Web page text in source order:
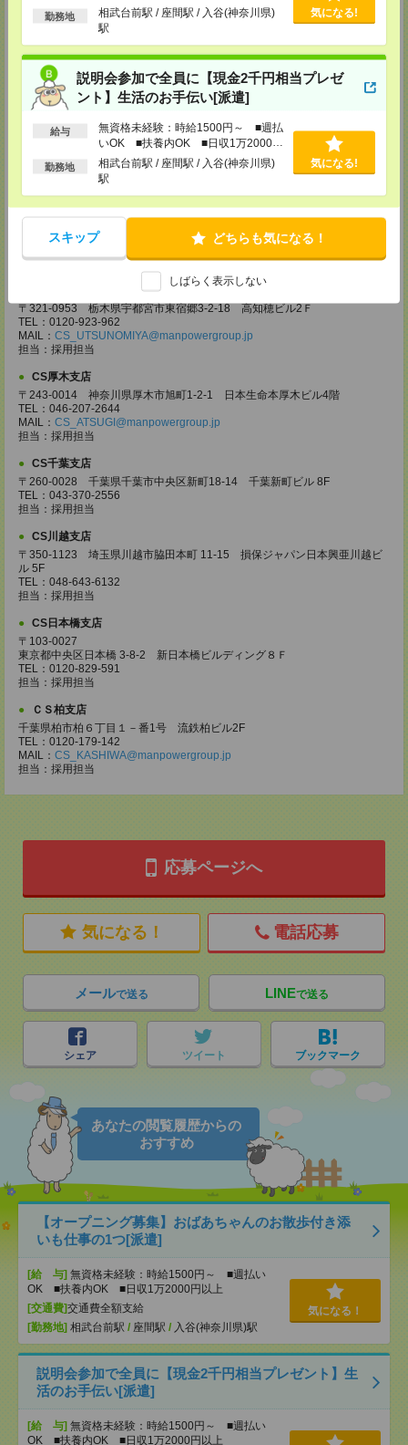
以上
勤務地
相武台前駅 / 座間駅 / 入谷(神奈川県)
駅
気になる!
説明会参加で全員に【現金2千円相当プレゼ
ント】生活のお手伝い[派遣]
給与
無資格未経験：時給1500円～ ■週払
いOK ■扶養内OK ■日収1万2000円
以上
勤務地
相武台前駅 / 座間駅 / 入谷(神奈川県)
駅
気になる!
スキップ どちらも気になる！
しばらく表示しない
〒220-8136
神奈川県横浜市西区みなとみらい 2-2-1 横浜ランドマークタワー36F
TEL：0120-659-459
MAIL：CS_YOKOHAMA@manpowergroup.jp
担当：採用担当
CS大宮支店
〒330-0854 埼玉県さいたま市大宮区桜木町 1-10-16 シーノ大宮ノース
ウイング 9階
TEL：0120-769-355
MAIL：CS_OMIYA@manpowergroup.jp
担当：採用担当
〒370-0831 群馬県高崎市あら町167 高崎第一生命ビルディング11Ｆ
TEL：027-320-6558
CS_TAKASAKI@manpowergroup.jp
担当：採用担当
〒321-0953 栃木県宇都宮市東宿郷3-2-18 高知穂ビル2Ｆ
TEL：0120-923-962
MAIL： CS_UTSUNOMIYA@manpowergroup.jp
担当：採用担当
CS厚木支店
〒243-0014 神奈川県厚木市旭町1-2-1 日本生命本厚木ビル4階
TEL：046-207-2644
MAIL： CS_ATSUGI@manpowergroup.jp
担当：採用担当
CS千葉支店
〒260-0028 千葉県千葉市中央区新町18-14 千葉新町ビル 8F
TEL：043-370-2556
担当：採用担当
CS川越支店
〒350-1123 埼玉県川越市脇田本町 11-15 損保ジャパン日本興亜川越ビ
ル 5F
TEL：048-643-6132
担当：採用担当
CS日本橋支店
〒103-0027
東京都中央区日本橋 3-8-2 新日本橋ビルディング８Ｆ
TEL：0120-829-591
担当：採用担当
ＣＳ柏支店
千葉県柏市柏６丁目１－番1号 流鉄柏ビル2F
TEL：0120-179-142
MAIL： CS_KASHIWA@manpowergroup.jp
担当：採用担当
応募ページへ
気になる！ 電話応募
メールで送る LINEで送る
シェア ツイート ブックマーク
あなたの閲覧履歴からの
おすすめ
【オープニング募集】おばあちゃんのお散歩付き添
いも仕事の1つ[派遣]
[給 与] 無資格未経験：時給1500円～ ■週払い
OK ■扶養内OK ■日収1万2000円以上
[交通費]交通費全額支給
[勤務地] 相武台前駅 / 座間駅 / 入谷(神奈川県)駅
気になる！
説明会参加で全員に【現金2千円相当プレゼント】生
活のお手伝い[派遣]
[給 与] 無資格未経験：時給1500円～ ■週払い
OK ■扶養内OK ■日収1万2000円以上